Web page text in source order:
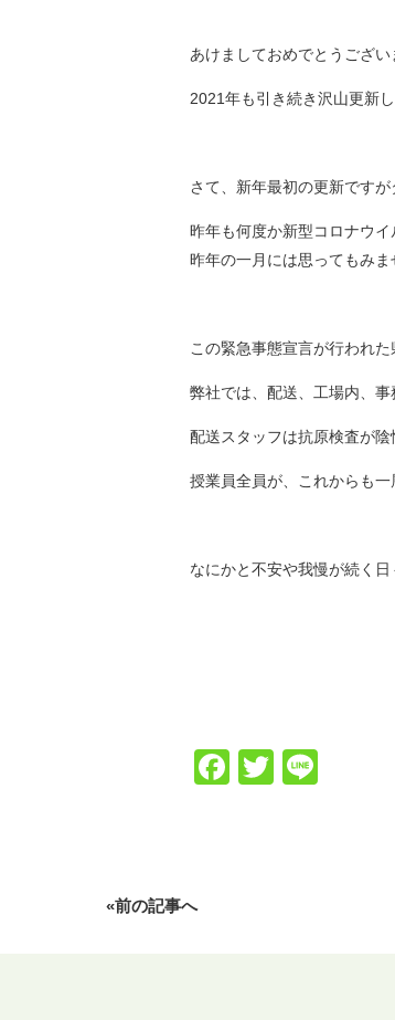
あけましておめでとうござい
2021年も引き続き沢山更新
さて、新年最初の更新です
昨年も何度か新型コロナウ
昨年の一月には思ってもみま
この緊急事態宣言が行われ
弊社では、配送、工場内、
配送スタッフは抗原検査が
授業員全員が、これからも
なにかと不安や我慢が続く
Facebook
Twitter
«前の記事へ